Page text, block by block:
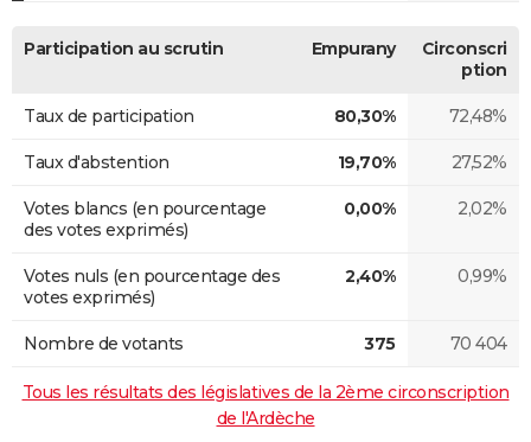
Participation au scrutin Empurany
Circonscri
ption
Taux de participation 80,30% 72,48%
Taux d'abstention 19,70% 27,52%
Votes blancs (en pourcentage
des votes exprimés)
0,00% 2,02%
Votes nuls (en pourcentage des
votes exprimés)
2,40% 0,99%
Nombre de votants 375 70 404
Tous les résultats des législatives de la 2ème circonscription
de l'Ardèche